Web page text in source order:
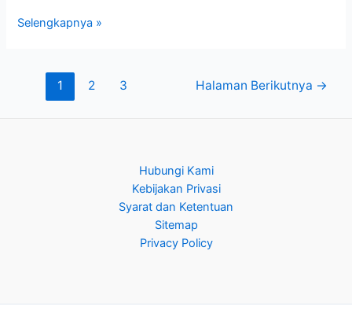
Selengkapnya »
1 2 3 Halaman Berikutnya →
Hubungi Kami
Kebijakan Privasi
Syarat dan Ketentuan
Sitemap
Privacy Policy